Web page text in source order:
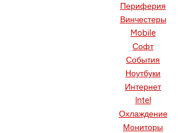
Периферия
Винчестеры
Mobile
Софт
События
Ноутбуки
Интернет
Intel
Охлаждение
Мониторы